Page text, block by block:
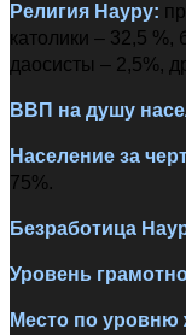
Религия Науру:
католики – 32,5 %,
даосисты – 2,5%,
ВВП на душу
Население за
75%.
Безработица
Уровень
Место по уровню